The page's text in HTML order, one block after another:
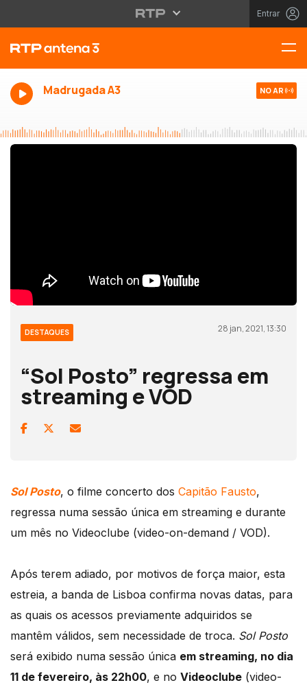
Entrar
Madrugada A3 NO AR
DESTAQUES 28 jan, 2021, 13:30
“Sol Posto” regressa em
streaming e VOD
Sol Posto, o filme concerto dos Capitão Fausto,
regressa numa sessão única em streaming e durante
um mês no Videoclube (video-on-demand / VOD).
Após terem adiado, por motivos de força maior, esta
estreia, a banda de Lisboa confirma novas datas, para
as quais os acessos previamente adquiridos se
mantêm válidos, sem necessidade de troca. Sol Posto
será exibido numa sessão única em streaming, no dia
11 de fevereiro, às 22h00, e no Videoclube (video-